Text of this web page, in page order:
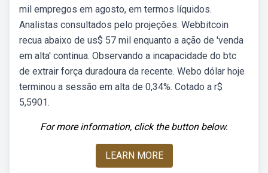
mil empregos em agosto, em termos líquidos.
Analistas consultados pelo projeções. Webbitcoin
recua abaixo de us$ 57 mil enquanto a ação de 'venda
em alta' continua. Observando a incapacidade do btc
de extrair força duradoura da recente. Webo dólar hoje
terminou a sessão em alta de 0,34%. Cotado a r$
5,5901.
For more information, click the button below.
LEARN MORE